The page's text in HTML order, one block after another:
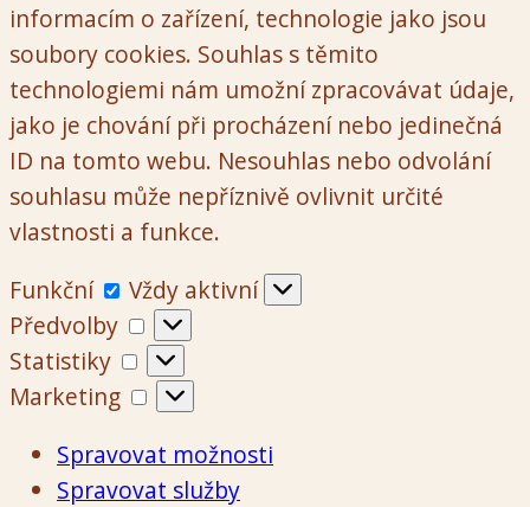
informacím o zařízení, technologie jako jsou
soubory cookies. Souhlas s těmito
technologiemi nám umožní zpracovávat údaje,
jako je chování při procházení nebo jedinečná
ID na tomto webu. Nesouhlas nebo odvolání
souhlasu může nepříznivě ovlivnit určité
vlastnosti a funkce.
Funkční
Funkční
Vždy aktivní
Předvolby
Předvolby
Statistiky
Statistiky
Marketing
Marketing
Spravovat možnosti
Spravovat služby